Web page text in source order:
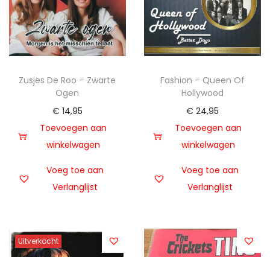
Zusjes De Roo – Zwarte
Ogen
€ 14,95
Toevoegen aan
winkelwagen
Voeg toe aan
Verlanglijst
Fashion – Queen Of
Hollywood
€ 24,95
Toevoegen aan
winkelwagen
Voeg toe aan
Verlanglijst
Uitverkocht